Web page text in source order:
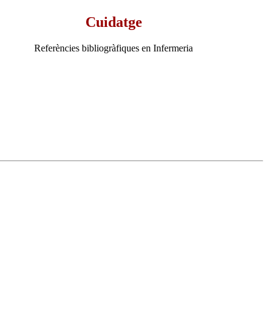
Cuidatge
Referències bibliogràfiques en Infermeria